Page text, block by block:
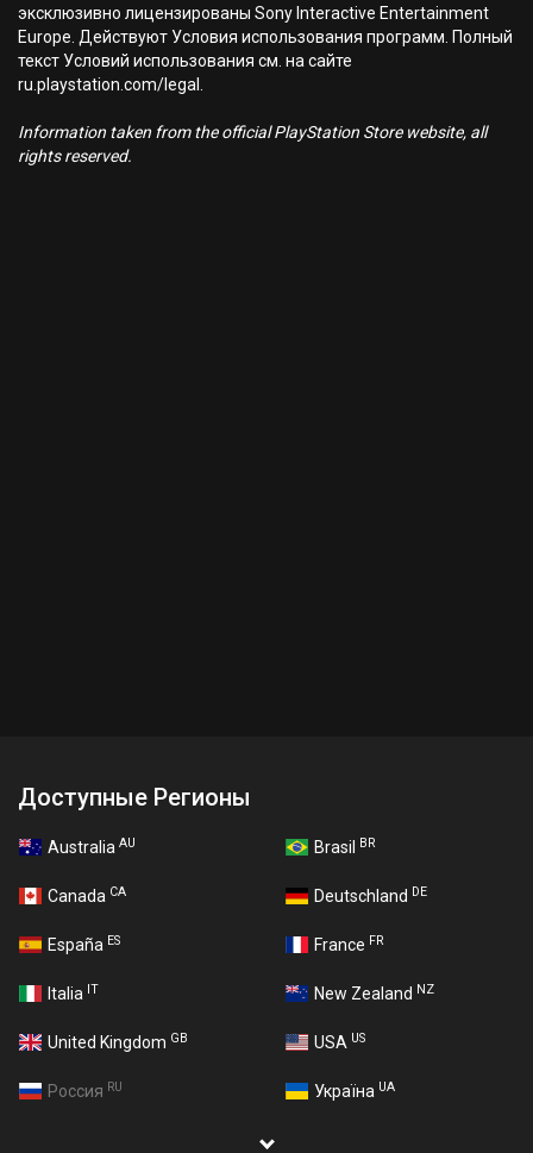
эксклюзивно лицензированы Sony Interactive Entertainment
Europe. Действуют Условия использования программ. Полный
текст Условий использования см. на сайте
ru.playstation.com/legal.
Information taken from the official PlayStation Store website, all
rights reserved.
Доступные Регионы
Australia AU Brasil BR
Canada CA Deutschland DE
España ES France FR
Italia IT New Zealand NZ
United Kingdom GB USA US
Россия RU Україна UA